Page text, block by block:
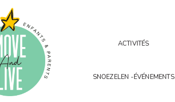
ACTIVITÉS
SNOEZELEN -ÉVÉNEMENTS